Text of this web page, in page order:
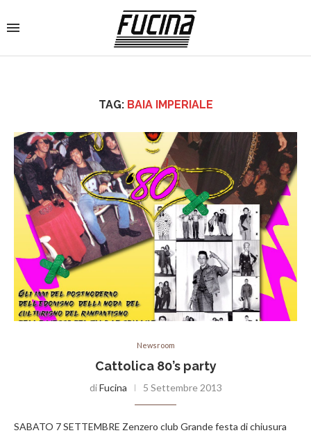
TAG: BAIA IMPERIALE
Newsroom
Cattolica 80’s party
diFucina 5 Settembre 2013
SABATO 7 SETTEMBRE Zenzero club Grande festa di chiusura